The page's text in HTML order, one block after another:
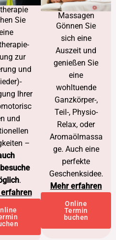
Sie
zur
und
Ihrer
und
–
.
Massagen
Gönnen Sie
sich eine
Auszeit und
genießen Sie
eine
wohltuende
Ganzkörper-,
Teil-, Physio-
Relax, oder
Aromaölmassa
ge. Auch eine
perfekte
Geschenksidee.
Mehr erfahren
Online
Termin
buchen